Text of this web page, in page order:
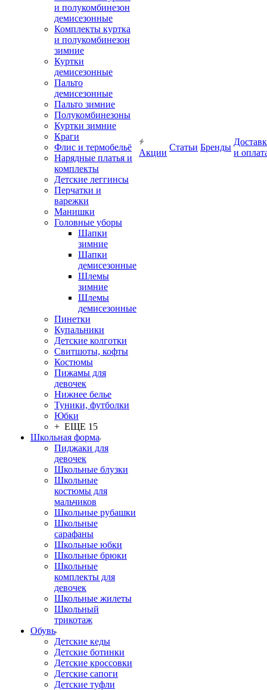
и полукомбинезон
демисезонные
Комплекты куртка
и полукомбинезон
зимние
Куртки
демисезонные
Пальто
демисезонные
Пальто зимние
Полукомбинезоны
Куртки зимние
Краги
Флис и термобельё
Нарядные платья и
комплекты
Детские леггинсы
Перчатки и
варежки
Манишки
Головные уборы
Шапки
зимние
Шапки
демисезонные
Шлемы
зимние
Шлемы
демисезонные
Пинетки
Купальники
Детские колготки
Свитшоты, кофты
Костюмы
Пижамы для
девочек
Нижнее белье
Туники, футболки
Юбки
+ ЕЩЕ 15
Школьная форма
Пиджаки для
девочек
Школьные блузки
Школьные
костюмы для
мальчиков
Школьные рубашки
Школьные
сарафаны
Школьные юбки
Школьные брюки
Школьные
комплекты для
девочек
Школьные жилеты
Школьный
трикотаж
Обувь
Детские кеды
Детские ботинки
Детские кроссовки
Детские сапоги
Детские туфли
Акции
Статьи Бренды
и